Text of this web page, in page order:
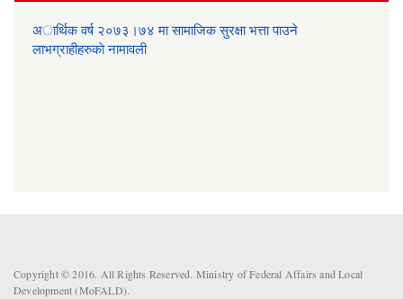
अार्थिक वर्ष २०७३।७४ मा सामाजिक सुरक्षा भत्ता पाउने
लाभग्राहीहरुकाे नामावली
Copyright © 2016. All Rights Reserved. Ministry of Federal Affairs and Local
Development (MoFALD).